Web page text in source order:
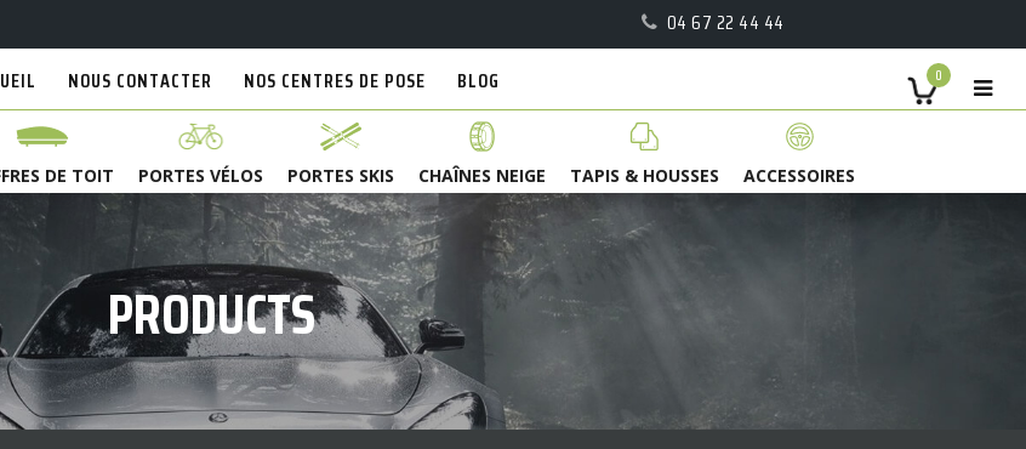
04 67 22 44 44
0
NOUS CONTACTER NOS CENTRES DE POSE BLOG
DE TOIT PORTES VÉLOS PORTES SKIS CHAÎNES NEIGE TAPIS & HOUSSES ACCESSOIRES
PRODUCTS